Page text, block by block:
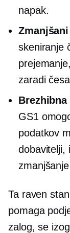
napak.
skeniranje
zaradi
GS1
podatkov
dobavitelji,
Ta raven
pomaga
zalog, se